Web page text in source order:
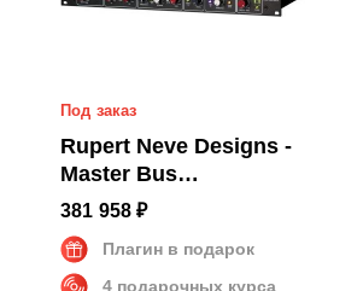
Под заказ
Rupert Neve Designs -
Master Bus
Transformer
381 958 ₽
Плагин в подарок
4 подарочных курса